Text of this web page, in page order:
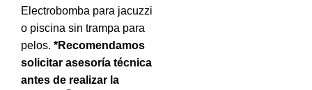
Electrobomba para jacuzzi
o piscina sin trampa para
pelos. *Recomendamos
solicitar asesoría técnica
antes de realizar la